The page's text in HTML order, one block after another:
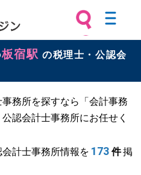
会計
板宿駅 の税理士・公認会
務所を探すなら「会計事務
認会計士事務所にお任せく
計士事務所情報を 173 件掲